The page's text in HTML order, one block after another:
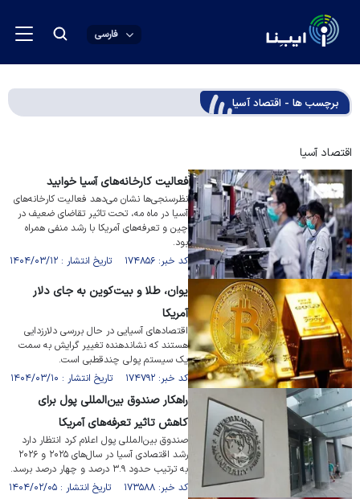
فارسی
برچسب ها - اقتصاد آسیا
اقتصاد آسیا
فعالیت کارخانه‌های آسیا خوابید
نظرسنجی‌ها نشان می‌دهد فعالیت کارخانه‌های
آسیا در ماه مه، تحت تاثیر تقاضای ضعیف در
چین و تعرفه‌های آمریکا با رشد منفی همراه
بود.
کد خبر: ۱۷۴۸۵۶ تاریخ انتشار : ۱۴۰۴/۰۳/۱۲
یوان، طلا و بیت‌کوین به جای دلار
آمریکا
اقتصاد‌های آسیایی در حال بررسی دلارزدایی
هستند که نشاندهنده تغییر گرایش به سمت
یک سیستم پولی چندقطبی است.
کد خبر: ۱۷۴۷۹۲ تاریخ انتشار : ۱۴۰۴/۰۳/۱۰
راهکار صندوق بین‌المللی پول برای
کاهش تاثیر تعرفه‌های آمریکا
صندوق بین‌المللی پول اعلام کرد انتظار دارد
رشد اقتصادی آسیا در سال‌های ۲۰۲۵ و ۲۰۲۶
به ترتیب حدود ۳.۹ درصد و چهار درصد برسد.
کد خبر: ۱۷۳۵۸۸ تاریخ انتشار : ۱۴۰۴/۰۲/۰۵